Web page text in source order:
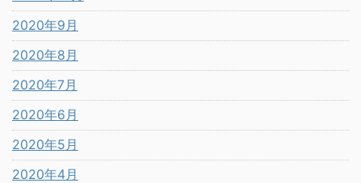
2020年9月
2020年8月
2020年7月
2020年6月
2020年5月
2020年4月